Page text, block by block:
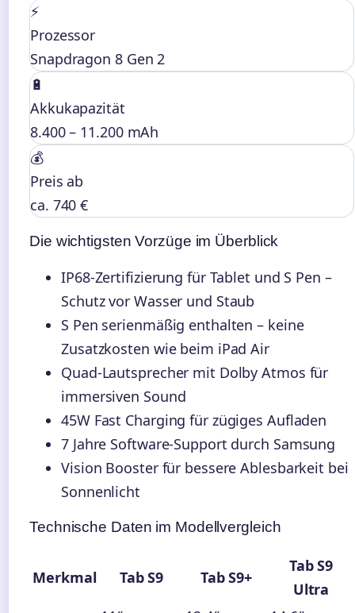
⚡
Prozessor
Snapdragon 8 Gen 2
🔋
Akkukapazität
8.400 – 11.200 mAh
💰
Preis ab
ca. 740 €
Die wichtigsten Vorzüge im Überblick
IP68-Zertifizierung für Tablet und S Pen –
Schutz vor Wasser und Staub
S Pen serienmäßig enthalten – keine
Zusatzkosten wie beim iPad Air
Quad-Lautsprecher mit Dolby Atmos für
immersiven Sound
45W Fast Charging für zügiges Aufladen
7 Jahre Software-Support durch Samsung
Vision Booster für bessere Ablesbarkeit bei
Sonnenlicht
Technische Daten im Modellvergleich
Merkmal Tab S9 Tab S9+
Tab S9
Ultra